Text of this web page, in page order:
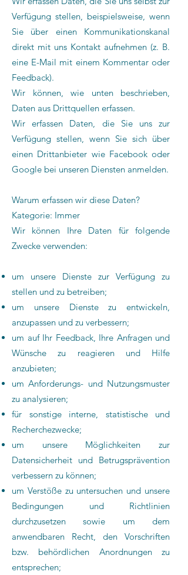
Verfügung stellen, beispielsweise, wenn
Sie über einen Kommunikationskanal
direkt mit uns Kontakt aufnehmen (z. B.
eine E-Mail mit einem Kommentar oder
Feedback).
Wir können, wie unten beschrieben,
Daten aus Drittquellen erfassen.
Wir erfassen Daten, die Sie uns zur
Verfügung stellen, wenn Sie sich über
einen Drittanbieter wie Facebook oder
Google bei unseren Diensten anmelden.
Warum erfassen wir diese Daten?
Kategorie: Immer
Wir können Ihre Daten für folgende
Zwecke verwenden:
um unsere Dienste zur Verfügung zu
stellen und zu betreiben;
um unsere Dienste zu entwickeln,
anzupassen und zu verbessern;
um auf Ihr Feedback, Ihre Anfragen und
Wünsche zu reagieren und Hilfe
anzubieten;
um Anforderungs- und Nutzungsmuster
zu analysieren;
für sonstige interne, statistische und
Recherchezwecke;
um unsere Möglichkeiten zur
Datensicherheit und Betrugsprävention
verbessern zu können;
um Verstöße zu untersuchen und unsere
Bedingungen und Richtlinien
durchzusetzen sowie um dem
anwendbaren Recht, den Vorschriften
bzw. behördlichen Anordnungen zu
entsprechen;